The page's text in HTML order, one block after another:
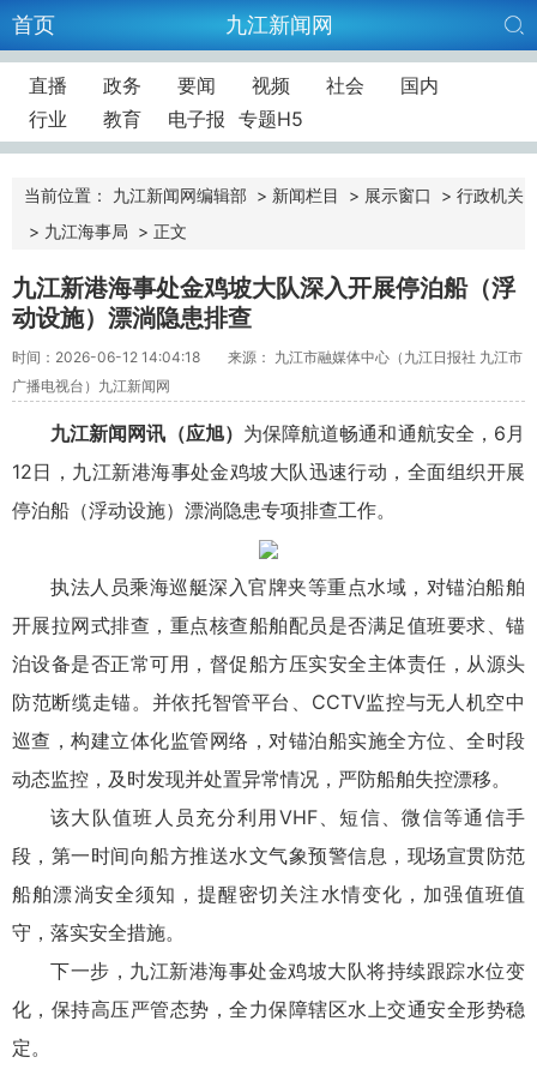
首页 九江新闻网
直播 政务 要闻 视频 社会
国内
行业
教育 电子报 专题H5
当前位置： 九江新闻网编辑部 > 新闻栏目 > 展示窗口 > 行政机关
> 九江海事局 > 正文
九江新港海事处金鸡坡大队深入开展停泊船（浮
动设施）漂淌隐患排查
时间：2026-06-12 14:04:18
来源： 九江市融媒体中心（九江日报社 九江市
广播电视台）九江新闻网
九江新闻网讯（应旭） 为保障航道畅通和通航安全，6月
12日，九江新港海事处金鸡坡大队迅速行动，全面组织开展
停泊船（浮动设施）漂淌隐患专项排查工作。
执法人员乘海巡艇深入官牌夹等重点水域，对锚泊船舶
开展拉网式排查，重点核查船舶配员是否满足值班要求、锚
泊设备是否正常可用，督促船方压实安全主体责任，从源头
防范断缆走锚。 并依托智管平台、CCTV监控与无人机空中
巡查，构建立体化监管网络，对锚泊船实施全方位、全时段
动态监控，及时发现并处置异常情况，严防船舶失控漂移。
该大队值班人员充分利用VHF、短信、微信等通信手
段，第一时间向船方推送水文气象预警信息，现场宣贯防范
船舶漂淌安全须知，提醒密切关注水情变化，加强值班值
守，落实安全措施。
下一步，九江新港海事处金鸡坡大队将持续跟踪水位变
化，保持高压严管态势，全力保障辖区水上交通安全形势稳
定。